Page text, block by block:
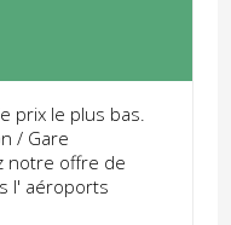
prix le plus bas.
/ Gare
notre offre de
l' aéroports